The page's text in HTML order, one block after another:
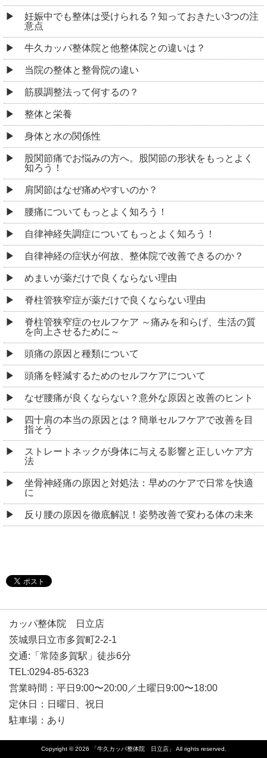
妊娠中でも整体は受けられる？知っておきたい3つの注
意点
牛久カッパ整体院と他整体院との違いは？
当院の整体と整骨院の違い
筋膜調整法って何するの？
整体と栄養
身体と水の関係性
股関節痛でお悩みの方へ。股関節の形状をもっとよく
知ろう！
肩関節はなぜ痛めやすいのか？
腰痛についてもっとよく知ろう！
自律神経失調症についてもっとよく知ろう！
自律神経の症状が何故、整体院で改善できるのか？
めまいが薬だけで良くならない理由
脊柱管狭窄症が薬だけで良くならない理由
脊柱管狭窄症のセルフケア ～痛みを和らげ、生活の質
を向上させるために～
頭痛の原因と種類について
頭痛を軽減するためのセルフケアについて
なぜ腰痛が良くならない？意外な原因と改善のヒント
四十肩の本当の原因とは？簡単セルフケアで改善を目
指そう
ストレートネックが身体に与える影響と正しいケア方
法
坐骨神経痛の原因と対処法：早めのケアで日常を快適
に
反り腰の原因を徹底解説！姿勢改善で変わる体の未来
カッパ整体院 日立店
茨城県日立市多賀町2-2-1
交通:「常陸多賀駅」徒歩6分
TEL:0294-85-6323
営業時間：平日9:00〜20:00／土曜日9:00〜18:00
定休日：日曜日、祝日
駐車場：あり
Copyright © 2026 「牛久カッパ整体院 日立店」 All rights reserved.